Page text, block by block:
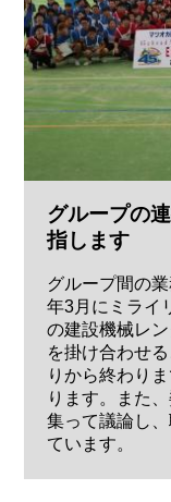
グループの
指します
グループ間の
年3月にミライ
の建設機械レ
を掛け合わせ
りから終わり
ります。また
集って議論し
ています。